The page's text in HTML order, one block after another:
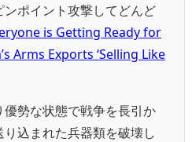
ポイント攻撃してどんど
is Getting Ready for
Arms Exports ‘Selling Like
勢な状態で戦争を長引か
込まれた兵器類を破壊し